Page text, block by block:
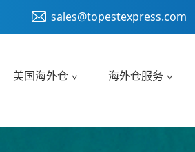
sales@topestexpress.com
美国海外仓 海外仓服务